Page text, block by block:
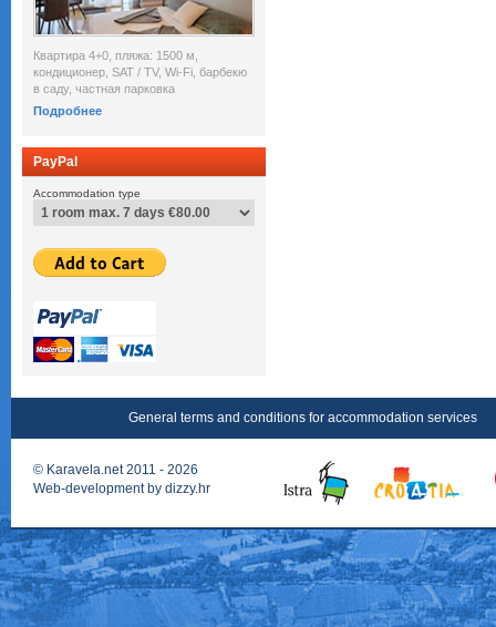
Квартира 4+0, пляжа: 1500 м,
кондиционер, SAT / TV, Wi-Fi, барбекю
в саду, частная парковка
Подробнее
PayPal
Accommodation type
General terms and conditions for accommodation services
© Karavela.net2011 - 2026
Web-development by dizzy.hr